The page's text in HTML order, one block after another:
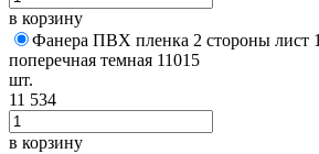
в корзину
Фанера ПВХ пленка 2 стороны лист
поперечная темная 11015
шт.
11 534
в корзину